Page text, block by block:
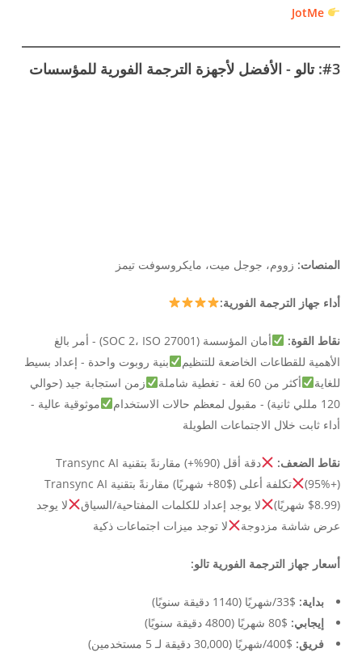
JotMe
#3: تالو - الأفضل لأجهزة الترجمة الفورية للمؤسسات
المنصات: زووم، جوجل ميت، مايكروسوفت تيمز
أداء جهاز الترجمة الفورية:
نقاط القوة:
أمان المؤسسة (SOC 2، ISO 27001) - أمر بالغ
الأهمية للقطاعات الخاضعة للتنظيم
بنية روبوت واحدة - إعداد بسيط
للغاية
أكثر من 60 لغة - تغطية شاملة
زمن استجابة جيد (حوالي
120 مللي ثانية) - مقبول لمعظم حالات الاستخدام
موثوقية عالية -
أداء ثابت خلال الاجتماعات الطويلة
نقاط الضعف:
دقة أقل (90%+) مقارنةً بتقنية Transync AI
(95%+)
تكلفة أعلى ($80+ شهريًا) مقارنةً بتقنية Transync AI
($8.99 شهريًا)
لا يوجد إعداد للكلمات المفتاحية/السياق
لا يوجد
عرض شاشة مزدوجة
لا توجد ميزات اجتماعات ذكية
أسعار جهاز الترجمة الفورية تالو:
بداية: $33/شهريًا (1140 دقيقة سنويًا)
إيجابي: $80 شهريًا (4800 دقيقة سنويًا)
فريق: $400/شهريًا (30,000 دقيقة لـ 5 مستخدمين)